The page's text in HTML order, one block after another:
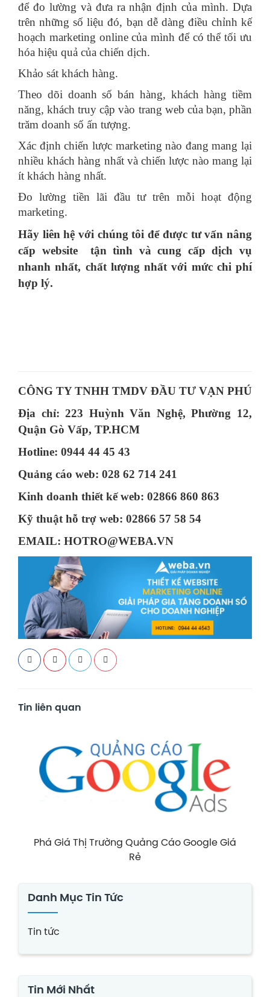
để đo lường và đưa ra nhận định của mình. Dựa
trên những số liệu đó, bạn dễ dàng điều chỉnh kế
hoạch marketing online của mình để có thể tối ưu
hóa hiệu quả của chiến dịch.
Khảo sát khách hàng.
Theo dõi doanh số bán hàng, khách hàng tiềm
năng, khách truy cập vào trang web của bạn, phần
trăm doanh số ấn tượng.
Xác định chiến lược marketing nào đang mang lại
nhiều khách hàng nhất và chiến lược nào mang lại
ít khách hàng nhất.
Đo lường tiền lãi đầu tư trên mỗi hoạt động
marketing.
Hãy liên hệ với chúng tôi để được tư vấn nâng
cấp website tận tình và cung cấp dịch vụ
nhanh nhất, chất lượng nhất với mức chi phí
hợp lý.
CÔNG TY TNHH TMDV ĐẦU TƯ VẠN PHÚ
Địa chỉ: 223 Huỳnh Văn Nghệ, Phường 12,
Quận Gò Vấp, TP.HCM
Hotline: 0944 44 45 43
Quảng cáo web: 028 62 714 241
Kinh doanh thiết kế web: 02866 860 863
Kỹ thuật hỗ trợ web: 02866 57 58 54
EMAIL: HOTRO@WEBA.VN
Tin liên quan
Phá Giá Thị Trường Quảng Cáo Google Giá
Rẻ
Danh Mục Tin Tức
Tin tức
Tin Mới Nhất